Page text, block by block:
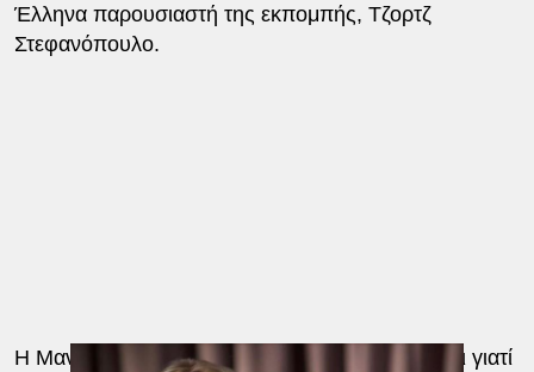
Έλληνα παρουσιαστή της εκπομπής, Τζορτζ
Στεφανόπουλο.
Η Μανγκιάντε δήλωσε ότι αποφάσισε να μιλήσει γιατί